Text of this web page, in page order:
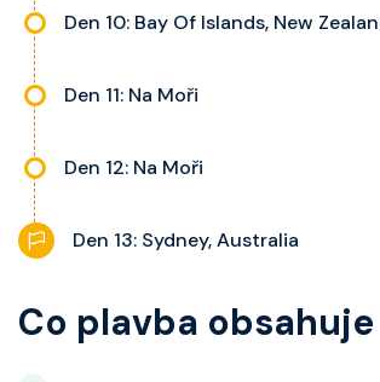
Den 10: Bay Of Islands, New
Den 11: Na Moři
Den 12: Na Moři
Den 13: Sydney, Australia
Co plavba obsahuje